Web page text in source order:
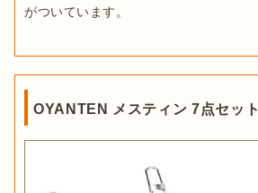
OYANTEN メスティン 7点セット